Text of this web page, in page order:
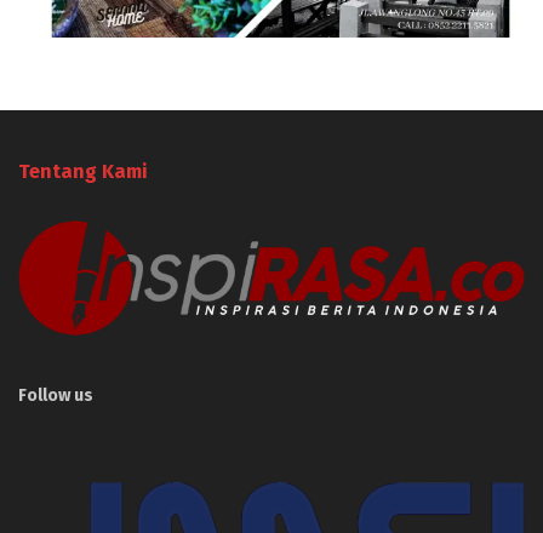
Tentang Kami
Follow us